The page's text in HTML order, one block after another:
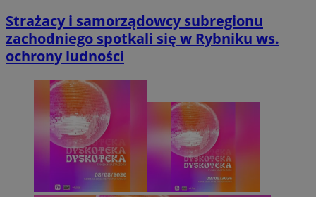
Strażacy i samorządowcy subregionu
zachodniego spotkali się w Rybniku ws.
ochrony ludności